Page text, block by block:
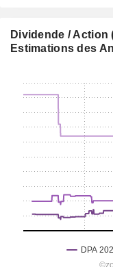
Dividende / Action
Estimations des